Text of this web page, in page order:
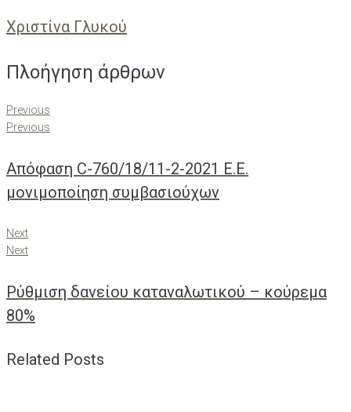
Χριστίνα Γλυκού
Πλοήγηση άρθρων
Previous
Previous
Απόφαση C-760/18/11-2-2021 E.E.
μονιμοποίηση συμβασιούχων
Next
Next
Ρύθμιση δανείου καταναλωτικού – κούρεμα
80%
Related Posts